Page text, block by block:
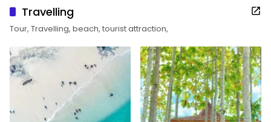
Travelling
Tour, Travelling, beach, tourist attraction,